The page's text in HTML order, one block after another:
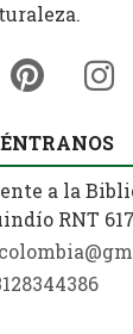
a la
RNT